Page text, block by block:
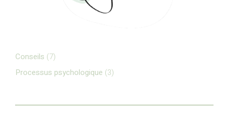
Conseils (7)
Processus psychologique (3)